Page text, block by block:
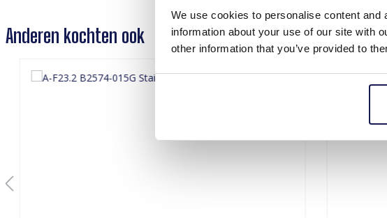
We use cookies to personalise content
information about your use of our site with
other information that you’ve provided to
Anderen kochten ook